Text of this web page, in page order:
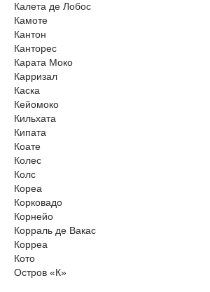
Калета де Лобос
Камоте
Кантон
Канторес
Карата Моко
Карризал
Каска
Кейомоко
Кильхата
Кипата
Коате
Колес
Колс
Кореа
Корковадо
Корнейо
Корраль де Вакас
Корреа
Кото
Остров «К»